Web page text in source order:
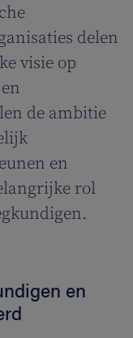
delen
visie op
de ambitie
en
rol
en